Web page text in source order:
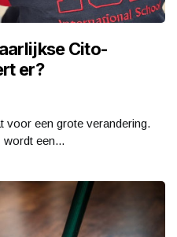
Cito-
er?
voor een grote verandering.
een...